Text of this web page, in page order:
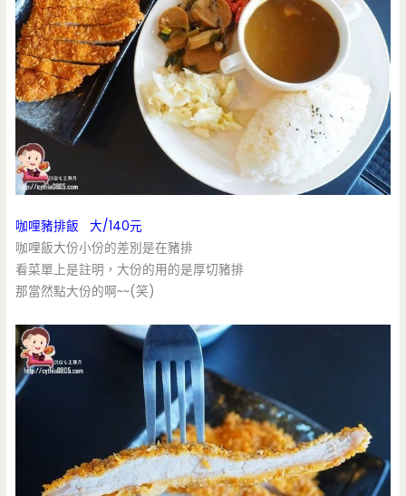
咖哩豬排飯 大/140元
咖哩飯大份小份的差別是在豬排
看菜單上是註明，大份的用的是厚切豬排
那當然點大份的啊~~(笑)